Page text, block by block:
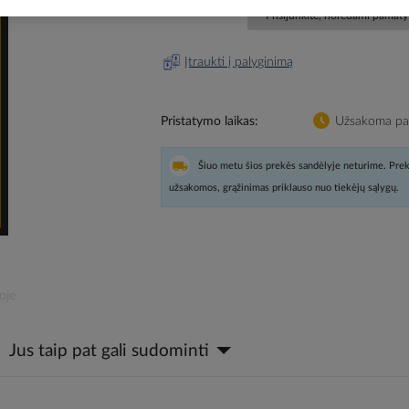
Prisijunkite, norėdami
Įtraukti į palyginimą
Pristatymo laikas Užsakoma
Šiuo metu šios prekės sandėlyje neturime.
užsakomos, grąžinimas priklauso nuo tiekėjų sąlygų.
Jus taip pat gali sudominti